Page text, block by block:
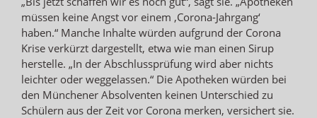
müssen keine Angst vor einem ‚Corona-Jahrgang‘
haben.“ Manche Inhalte würden aufgrund der Corona
Krise verkürzt dargestellt, etwa wie man einen Sirup
herstelle. „In der Abschlussprüfung wird aber nichts
leichter oder weggelassen.“ Die Apotheken würden bei
den Münchener Absolventen keinen Unterschied zu
Schülern aus der Zeit vor Corona merken, versichert sie.